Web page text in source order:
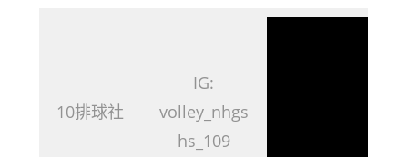
10排球社
IG:
volley_nhgs
hs_109